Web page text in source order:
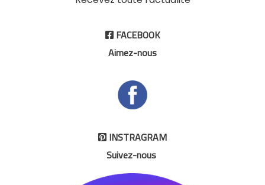
FACEBOOK
Aimez-nous
 INSTRAGRAM
Suivez-nous